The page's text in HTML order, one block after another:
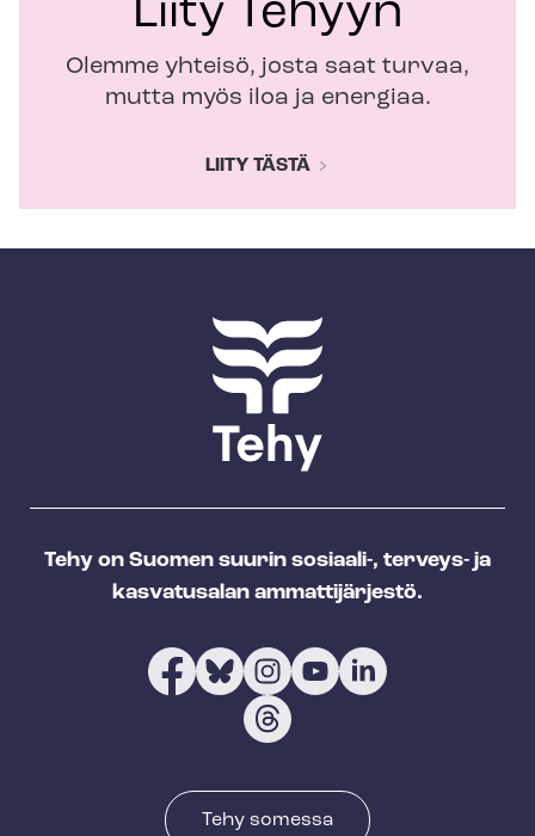
Liity Tehyyn
Olemme yhteisö, josta saat turvaa,
mutta myös iloa ja energiaa.
LIITY TÄSTÄ
Tehy on Suomen suurin sosiaali-, terveys- ja
kasvatusalan ammattijärjestö.
Tehy somessa